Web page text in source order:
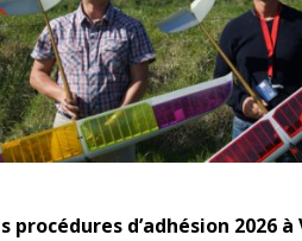
procédures d’adhésion 2026 à